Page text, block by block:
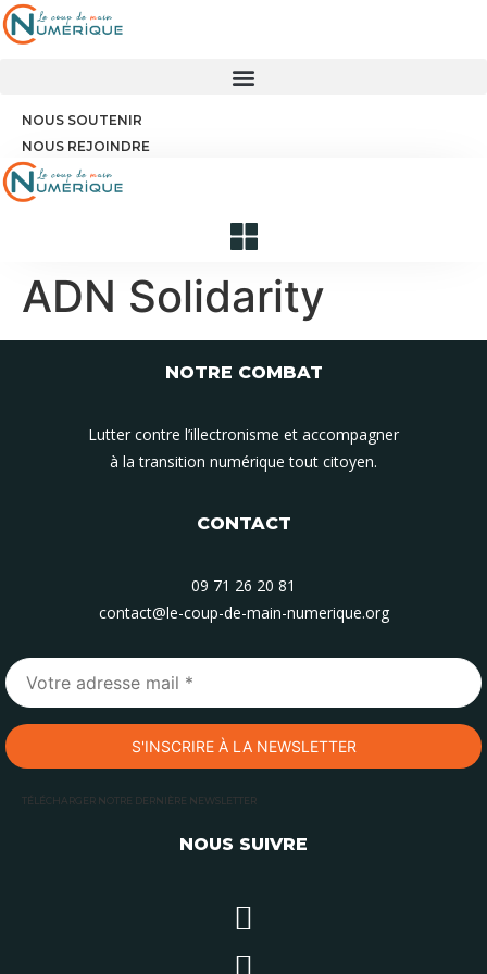
Aller
au
NOUS SOUTENIR
NOUS REJOINDRE
ADN Solidarity
NOTRE COMBAT
Lutter contre l’illectronisme et accompagner
à la transition numérique tout citoyen.
CONTACT
09 71 26 20 81
contact@le-coup-de-main-numerique.org
TÉLÉCHARGER NOTRE DERNIÈRE NEWSLETTER
NOUS SUIVRE